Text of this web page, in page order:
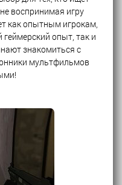
воспринимая игру
как опытным игрокам,
опыт, так и
знакомиться с
мультфильмов